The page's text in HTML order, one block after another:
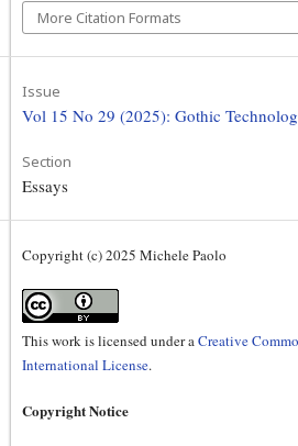
More Citation Formats
Issue
Vol 15 No 29 (2025): Gothic
Section
Essays
Copyright (c) 2025 Michele Paolo
This work is licensed under aCreative
International License.
Copyright Notice